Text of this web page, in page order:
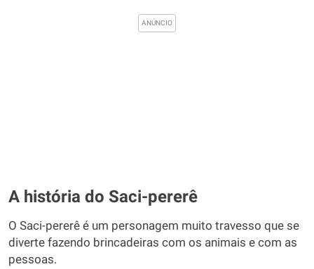
A história do Saci-pererê
O Saci-pererê é um personagem muito travesso que se
diverte fazendo brincadeiras com os animais e com as
pessoas.